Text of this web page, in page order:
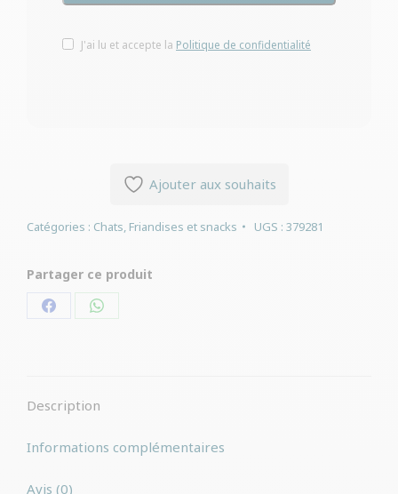
J'ai lu et accepte la Politique de confidentialité
Ajouter aux souhaits
Catégories : Chats, Friandises et snacks UGS : 379281
Partager ce produit
PartagerPartager
Description
Informations complémentaires
Avis (0)